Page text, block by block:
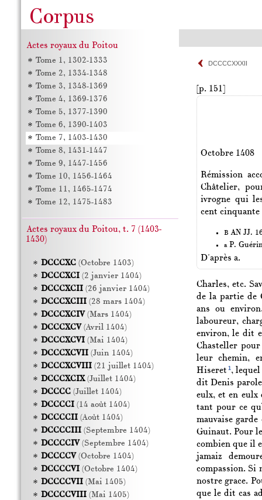
DCCCCXXXII
[p. 151]
Octobre 1408
Rémission
Châtelier,
ivrogne qui
cent cinquante
B AN JJ.
aP.
D'après a.
Charles, etc.
de la partie de
ans ou
laboureur,
environ, le dit
Chasteller
leur chemin,
Hiseret 1,
dit Denis
eulx, et en eulx
tant pour ce
mauvaise
Guinaut. Pour
combien que il
jamaiz
compassion.
nostre grace.
que le dit cas
Actes royaux du Poitou
Tome 1, 1302-1333
Tome 2, 1334-1348
Tome 3, 1348-1369
Tome 4, 1369-1376
Tome 5, 1377-1390
Tome 6, 1390-1403
Tome 7, 1403-1430
Tome 8, 1431-1447
Tome 9, 1447-1456
Tome 10, 1456-1464
Tome 11, 1465-1474
Tome 12, 1475-1483
Actes royaux du Poitou, t. 7 (1403-
1430)
DCCCXC(Octobre 1403)
DCCCXCI(2 janvier 1404)
DCCCXCII(26 janvier 1404)
DCCCXCIII(28 mars 1404)
DCCCXCIV(Mars 1404)
DCCCXCV(Avril 1404)
DCCCXCVI(Mai 1404)
DCCCXCVII(Juin 1404)
DCCCXCVIII(21 juillet 1404)
DCCCXCIX(Juillet 1404)
DCCCC(Juillet 1404)
DCCCCI(14 août 1404)
DCCCCII(Août 1404)
DCCCCIII(Septembre 1404)
DCCCCIV(Septembre 1404)
DCCCCV(Octobre 1404)
DCCCCVI(Octobre 1404)
DCCCCVII(Mai 1405)
DCCCCVIII(Mai 1405)